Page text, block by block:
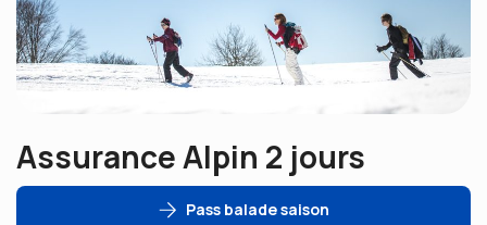
Assurance Alpin 2 jours
Pass balade saison